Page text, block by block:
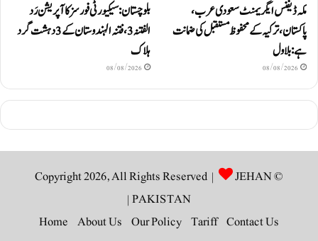
مکہ ڈیفنس ایگریمنٹ سعودی عرب،
پاکستان، ترکیہ کے محفوظ مستقبل کی ضمانت
ہے: بلاول
08/08/2026
بلوچستان: سیکیورٹی فورسز کا آپریشن رَد
الفتنہ 3، فتنہ الہندوستان کے 3 دہشت گرد
ہلاک
08/08/2026
© Copyright 2026, All Rights Reserved |
JEHAN
PAKISTAN
|
Contact Us
Tariff
Our Policy
About Us
Home